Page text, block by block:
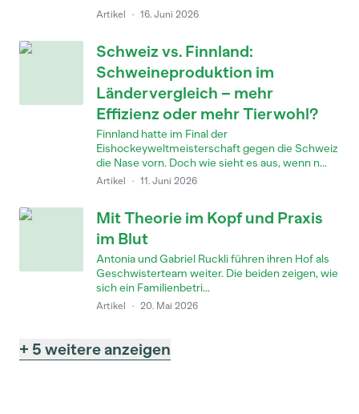
Artikel · 16. Juni 2026
Schweiz vs. Finnland:
Schweineproduktion im
Ländervergleich – mehr
Effizienz oder mehr Tierwohl?
Finnland hatte im Final der
Eishockeyweltmeisterschaft gegen die Schweiz
die Nase vorn. Doch wie sieht es aus, wenn n...
Artikel · 11. Juni 2026
Mit Theorie im Kopf und Praxis
im Blut
Antonia und Gabriel Ruckli führen ihren Hof als
Geschwisterteam weiter. Die beiden zeigen, wie
sich ein Familienbetri...
Artikel · 20. Mai 2026
+ 5 weitere anzeigen